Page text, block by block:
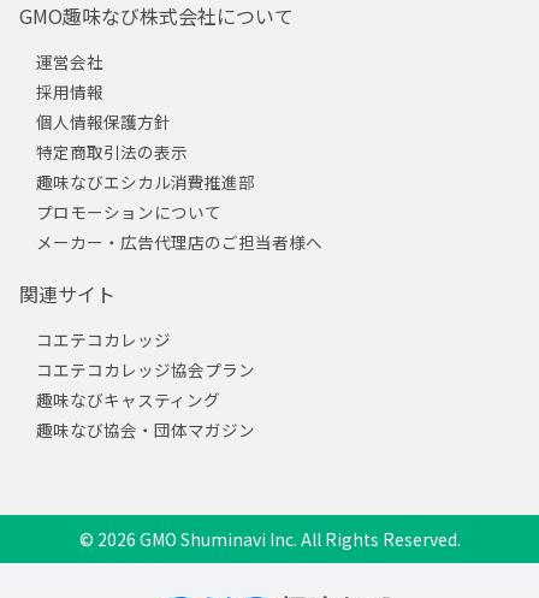
GMO趣味なび株式会社について
運営会社
採用情報
個人情報保護方針
特定商取引法の表示
趣味なびエシカル消費推進部
プロモーションについて
メーカー・広告代理店のご担当者様へ
関連サイト
コエテコカレッジ
コエテコカレッジ協会プラン
趣味なびキャスティング
趣味なび協会・団体マガジン
© 2026 GMO Shuminavi Inc. All Rights Reserved.